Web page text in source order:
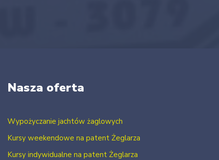
Nasza oferta
Wypożyczanie jachtów żaglowych
Kursy weekendowe na patent Żeglarza
Kursy indywidualne na patent Żeglarza